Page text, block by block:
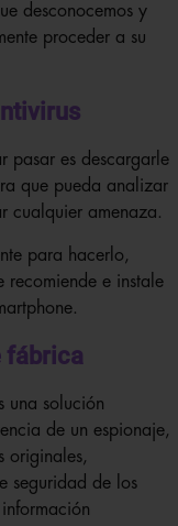
desconocemos y
proceder a su
pasar es descargarle
que pueda analizar
cualquier amenaza.
para hacerlo,
recomiende e instale
fábrica
una solución
de un espionaje,
originales,
seguridad de los